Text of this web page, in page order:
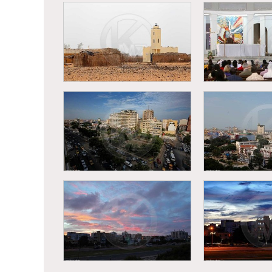
la gare de Dakar la gare
Ferlo - Mosquée dans un
village peul
Dakar -
Dakar, La place de
l’indépendance
Dakar, La